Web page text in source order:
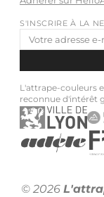
S'INSCRIRE À LA
Adresse
e-
mail
L'attrape-couleurs
reconnue d'intérêt
© 2026